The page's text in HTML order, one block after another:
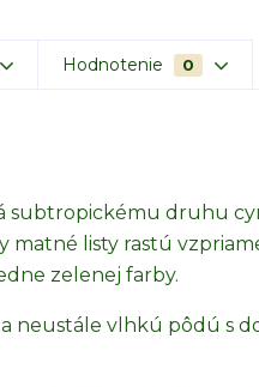
Hodnotenie 0
subtropickému druhu
matné listy rastú
zelenej farby.
neustále vlhkú pôdú s